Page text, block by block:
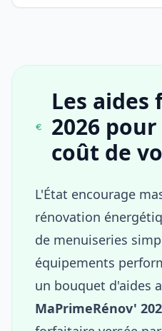
Les aides
2026
coût de
L'État encourage
rénovation
de menuiseries
équipements
un bouquet d'aides
MaPrimeRénov'